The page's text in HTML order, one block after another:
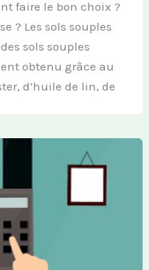
faire le bon choix ?
? Les sols souples
sols souples
obtenu grâce au
d’huile de lin, de